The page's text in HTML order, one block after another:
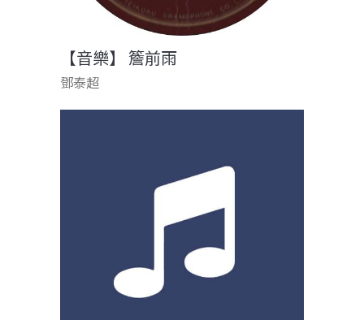
【音樂】 簷前雨
鄧泰超